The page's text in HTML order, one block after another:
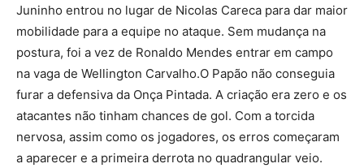
Juninho entrou no lugar de Nicolas Careca para dar maior
mobilidade para a equipe no ataque. Sem mudança na
postura, foi a vez de Ronaldo Mendes entrar em campo
na vaga de Wellington Carvalho.O Papão não conseguia
furar a defensiva da Onça Pintada. A criação era zero e os
atacantes não tinham chances de gol. Com a torcida
nervosa, assim como os jogadores, os erros começaram
a aparecer e a primeira derrota no quadrangular veio.